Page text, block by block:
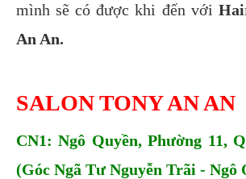
mình sẽ có được khi đến với
An An.
SALON TONY AN AN
CN1: Ngô Quyền, Phường 11,
(Góc Ngã Tư Nguyễn Trãi - Ngô